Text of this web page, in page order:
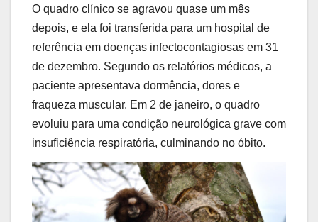
O quadro clínico se agravou quase um mês
depois, e ela foi transferida para um hospital de
referência em doenças infectocontagiosas em 31
de dezembro. Segundo os relatórios médicos, a
paciente apresentava dormência, dores e
fraqueza muscular. Em 2 de janeiro, o quadro
evoluiu para uma condição neurológica grave com
insuficiência respiratória, culminando no óbito.